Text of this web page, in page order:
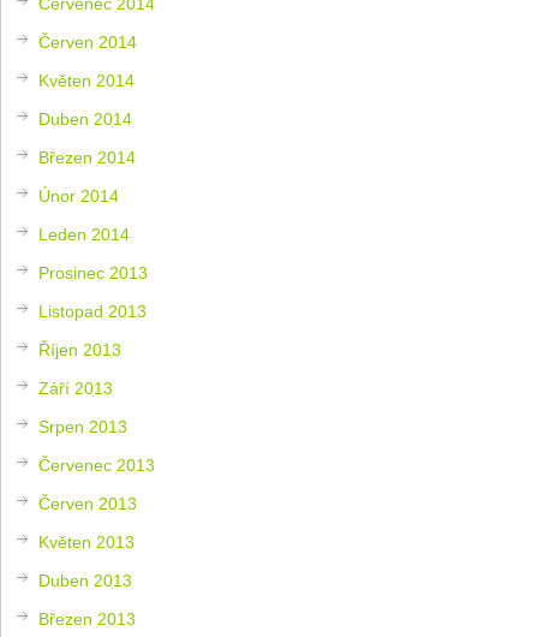
Červen 2014
Květen 2014
Duben 2014
Březen 2014
Únor 2014
Leden 2014
Prosinec 2013
Listopad 2013
Říjen 2013
Září 2013
Srpen 2013
Červenec 2013
Červen 2013
Květen 2013
Duben 2013
Březen 2013